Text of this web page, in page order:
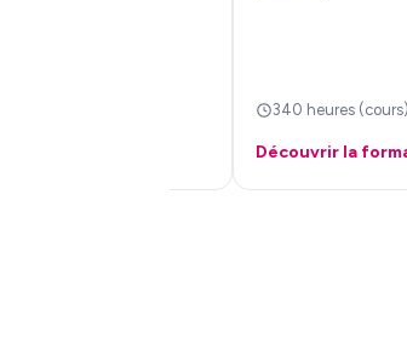
340 heures
Découvrir la